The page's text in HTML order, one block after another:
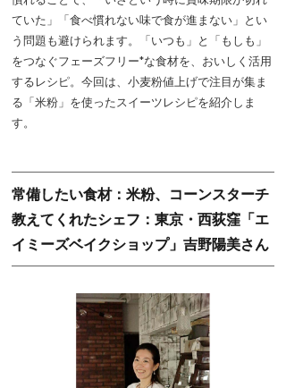
ていた」「食べ慣れない味で食が進まない」とい
う問題も避けられます。「いつも」と「もしも」
をつなぐフェーズフリー*な食材を、おいしく活用
するレシピ。今回は、小麦粉値上げで注目が集ま
る「米粉」を使ったスイーツレシピを紹介しま
す。
常備したい食材：米粉、コーンスターチ
教えてくれたシェフ：東京・西荻窪「エ
イミーズベイクショップ」吉野陽美さん